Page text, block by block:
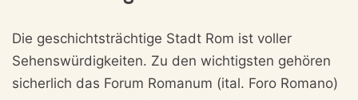
Die geschichtsträchtige Stadt Rom ist voller
Sehenswürdigkeiten. Zu den wichtigsten gehören
sicherlich das Forum Romanum (ital. Foro Romano)